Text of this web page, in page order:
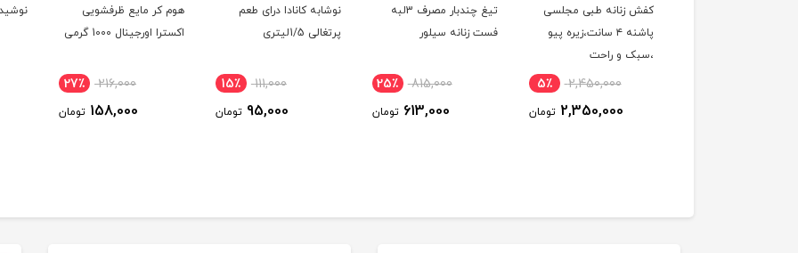
کفش زنانه طبی مجلسی
پاشنه ۴ سانت،زیره پیو
،سبک و راحت
2,450,000 5٪
2,350,000 تومان
تیغ چندبار مصرف 3لبه
فست زنانه سیلور
815,000 25٪
613,000 تومان
نوشابه کانادا درای طعم
پرتغالی 1/5لیتری
111,000 15٪
95,000 تومان
هوم کر مایع ظرفشویی
اکسترا اورجینال 1000 گرمی
216,000 27٪
158,000 تومان